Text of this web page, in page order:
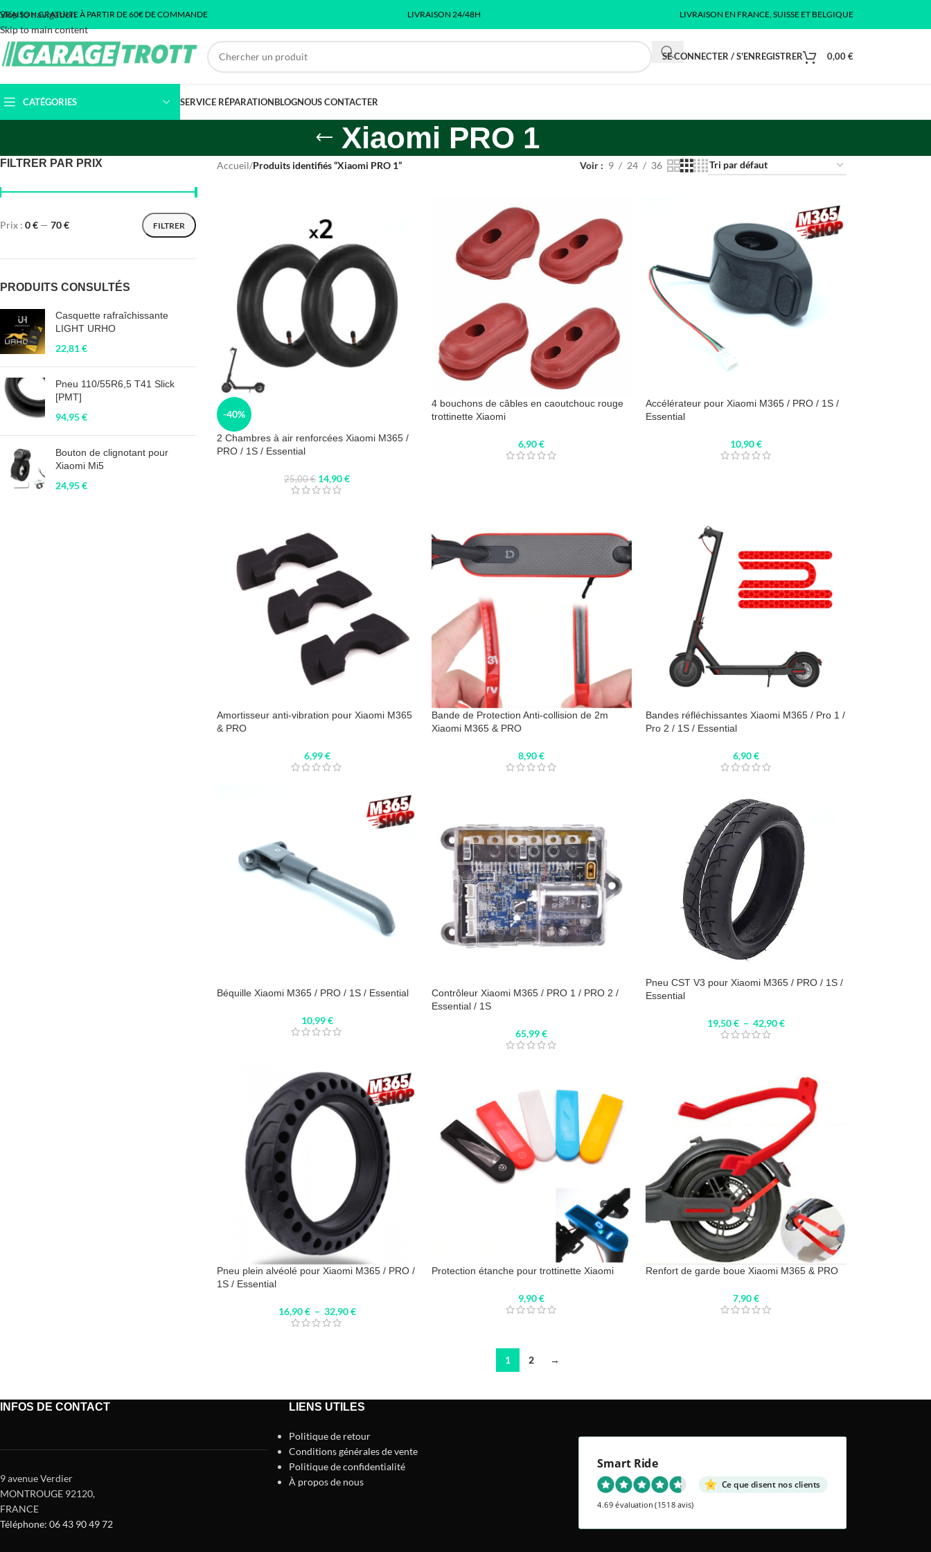
Skip to navigation
Skip to main content
GRATUITE À PARTIR DE 60€ DE COMMANDE LIVRAISON 24/48H LIVRAISON EN FRANCE, SUISSE ET BELGIQUE
SE CONNECTER / S'ENREGISTRER 0,00€
CATÉGORIES SERVICE RÉPARATIONBLOGNOUS CONTACTER
Xiaomi PRO 1
FILTRER PAR PRIX
FILTRER
Prix : 0 € — 70 €
PRODUITS CONSULTÉS
Casquette rafraîchissante
LIGHT URHO
22,81€
Pneu 110/55R6,5 T41 Slick
[PMT]
94,95€
Bouton de clignotant pour
Xiaomi Mi5
24,95€
Accueil/Produits identifiés “Xiaomi PRO 1” Voir 9 24 36
-40%
2 Chambres à air renforcées Xiaomi M365 /
PRO / 1S / Essential
25,00€ 14,90€
4 bouchons de câbles en caoutchouc rouge
trottinette Xiaomi
6,90€
Accélérateur pour Xiaomi M365 / PRO / 1S /
Essential
10,90€
Amortisseur anti-vibration pour Xiaomi M365
& PRO
6,99€
Bande de Protection Anti-collision de 2m
Xiaomi M365 & PRO
8,90€
Bandes réfléchissantes Xiaomi M365 / Pro 1 /
Pro 2 / 1S / Essential
6,90€
Béquille Xiaomi M365 / PRO / 1S / Essential
10,99€
Contrôleur Xiaomi M365 / PRO 1 / PRO 2 /
Essential / 1S
65,99€
Pneu CST V3 pour Xiaomi M365 / PRO / 1S /
Essential
19,50€ – 42,90€
Pneu plein alvéolé pour Xiaomi M365 / PRO /
1S / Essential
16,90€ – 32,90€
Protection étanche pour trottinette Xiaomi
9,90€
Renfort de garde boue Xiaomi M365 & PRO
7,90€
1 2 →
INFOS DE CONTACT
9 avenue Verdier
MONTROUGE 92120,
FRANCE
Téléphone: 06 43 90 49 72
LIENS UTILES
Politique de retour
Conditions générales de vente
Politique de confidentialité
À propos de nous
Smart Ride
Ce que disent nos clients
4.69 évaluation(1518 avis)